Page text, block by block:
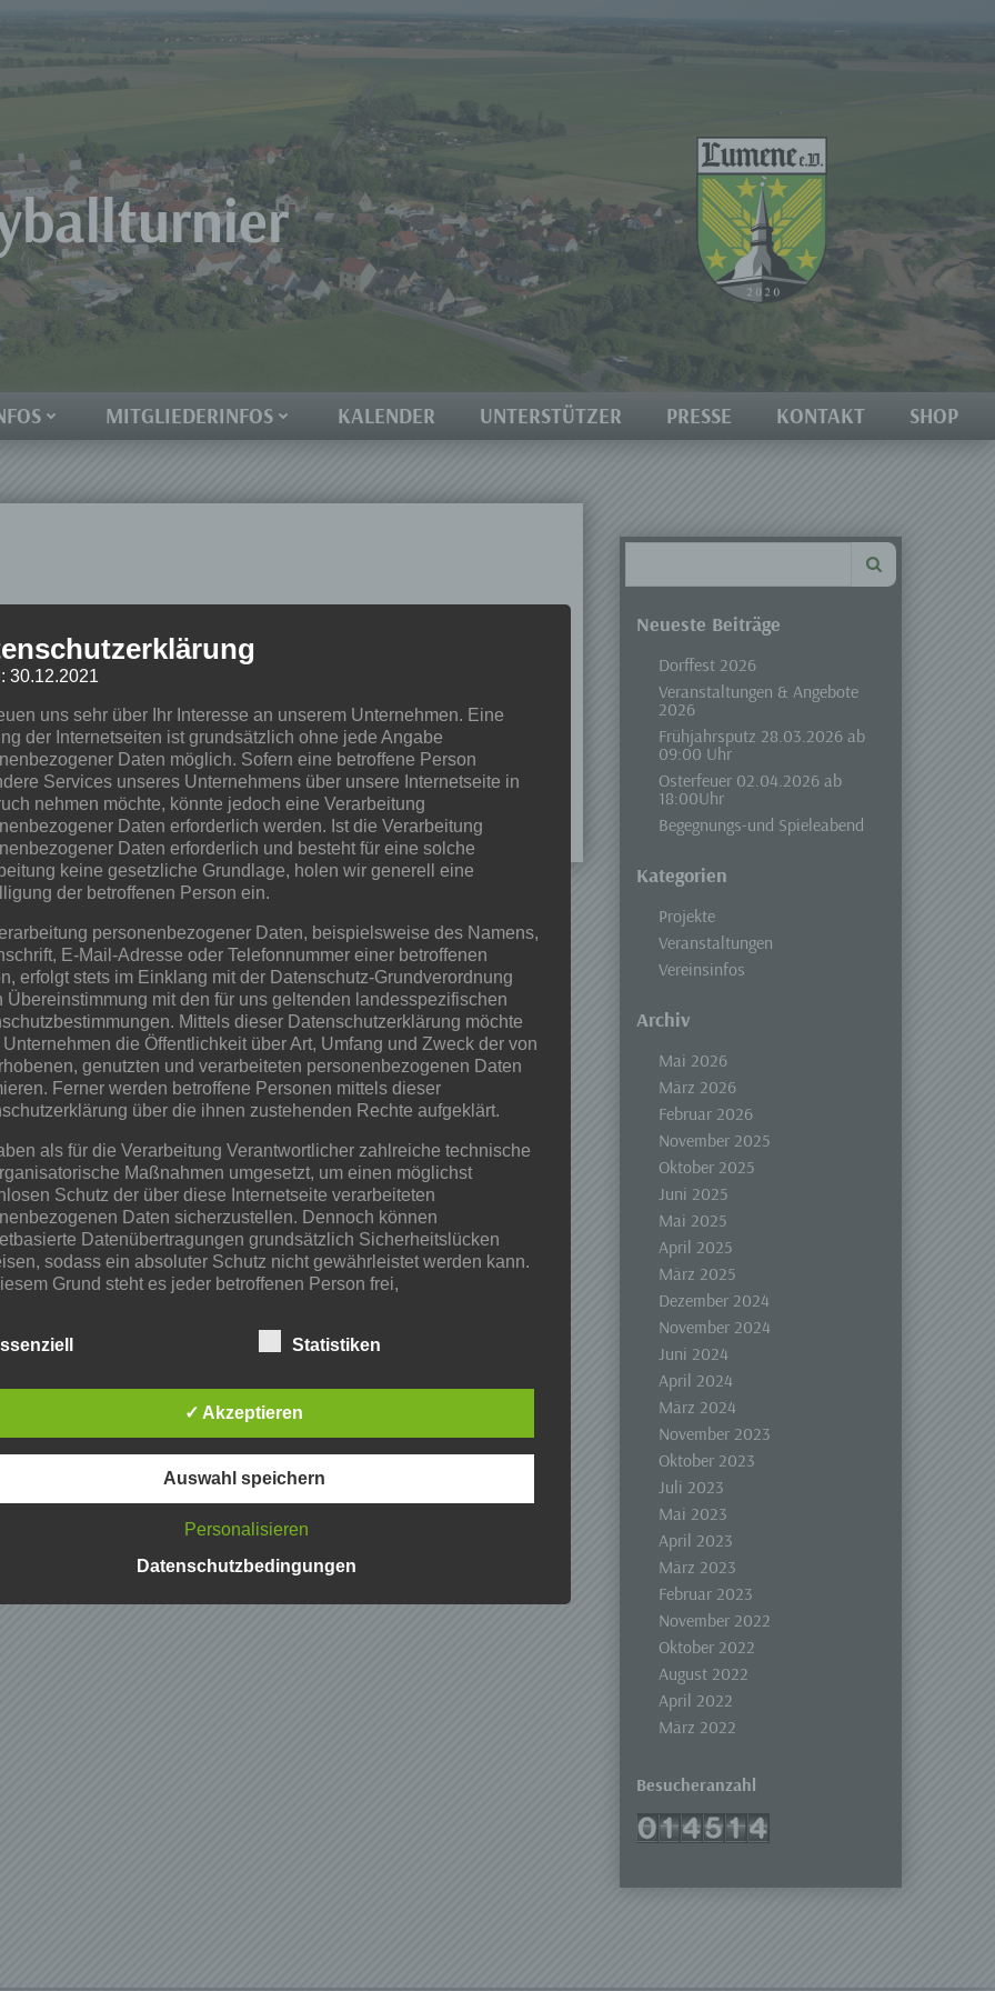
MITGLIEDERINFOS KALENDER UNTERSTÜTZER PRESSE KONTAKT SHOP
for:
Neueste Beiträge
Dorffest 2026
Veranstaltungen & Angebote
2026
Frühjahrsputz 28.03.2026 ab
09:00 Uhr
Osterfeuer 02.04.2026 ab
18:00Uhr
Begegnungs-und Spieleabend
Kategorien
Projekte
Veranstaltungen
Vereinsinfos
Archiv
Mai 2026
März 2026
Februar 2026
November 2025
Oktober 2025
Juni 2025
Mai 2025
April 2025
März 2025
Dezember 2024
November 2024
Juni 2024
April 2024
März 2024
November 2023
Oktober 2023
Juli 2023
Mai 2023
April 2023
März 2023
Februar 2023
November 2022
Oktober 2022
August 2022
April 2022
März 2022
Besucheranzahl
30.12.2021
uns sehr über Ihr Interesse an unserem Unternehmen. Eine
der Internetseiten ist grundsätzlich ohne jede Angabe
Daten möglich. Sofern eine betroffene Person
Services unseres Unternehmens über unsere Internetseite in
nehmen möchte, könnte jedoch eine Verarbeitung
Daten erforderlich werden. Ist die Verarbeitung
Daten erforderlich und besteht für eine solche
keine gesetzliche Grundlage, holen wir generell eine
der betroffenen Person ein.
personenbezogener Daten, beispielsweise des Namens,
E-Mail-Adresse oder Telefonnummer einer betroffenen
erfolgt stets im Einklang mit der Datenschutz-Grundverordnung
Übereinstimmung mit den für uns geltenden landesspezifischen
Mittels dieser Datenschutzerklärung möchte
Unternehmen die Öffentlichkeit über Art, Umfang und Zweck der von
genutzten und verarbeiteten personenbezogenen Daten
Ferner werden betroffene Personen mittels dieser
über die ihnen zustehenden Rechte aufgeklärt.
als für die Verarbeitung Verantwortlicher zahlreiche technische
Maßnahmen umgesetzt, um einen möglichst
Schutz der über diese Internetseite verarbeiteten
Daten sicherzustellen. Dennoch können
Datenübertragungen grundsätzlich Sicherheitslücken
sodass ein absoluter Schutz nicht gewährleistet werden kann.
Grund steht es jeder betroffenen Person frei,
an uns zu übermitteln.
beruht auf den Begrifflichkeiten, die durch den
Richtlinien- und Verordnungsgeber beim Erlass der
Grundverordnung (DS-GVO) verwendet wurden. Unsere
soll sowohl für die Öffentlichkeit als auch für unsere
gewährleisten, möchten wir vorab die verwendeten
in dieser Datenschutzerklärung unter anderem die
Statistiken
✓ Akzeptieren
Auswahl speichern
Personalisieren
Datenschutzbedingungen